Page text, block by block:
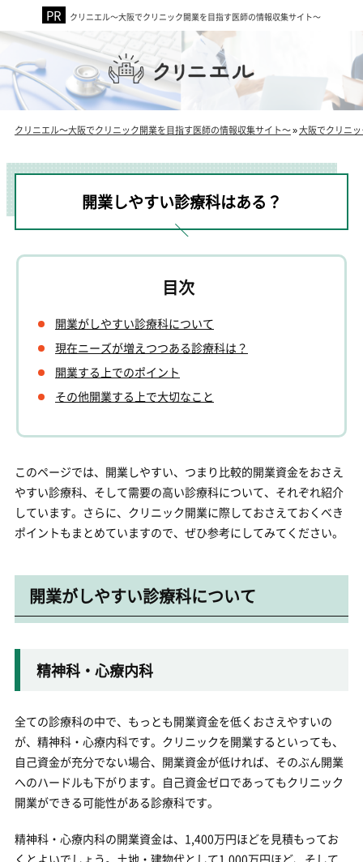
クリニエル～大阪でクリニック開業を目指す医師の情報収集サイト～
クリニエル～大阪でクリニック開業を目指す医師の情報収集サイト～»大阪でクリニ
開業しやすい診療科はある？
開業がしやすい診療科について
現在ニーズが増えつつある診療科は？
開業する上でのポイント
その他開業する上で大切なこと
このページでは、開業しやすい、つまり比較的開業資金をおさえ
やすい診療科、そして需要の高い診療科について、それぞれ紹介
しています。さらに、クリニック開業に際しておさえておくべき
ポイントもまとめていますので、ぜひ参考にしてみてください。
開業がしやすい診療科について
精神科・心療内科
全ての診療科の中で、もっとも開業資金を低くおさえやすいの
が、精神科・心療内科です。クリニックを開業するといっても、
自己資金が充分でない場合、開業資金が低ければ、そのぶん開業
へのハードルも下がります。自己資金ゼロであってもクリニック
開業ができる可能性がある診療科です。
精神科・心療内科の開業資金は、1,400万円ほどを見積もってお
くとよいでしょう。土地・建物代として1,000万円ほど、そして